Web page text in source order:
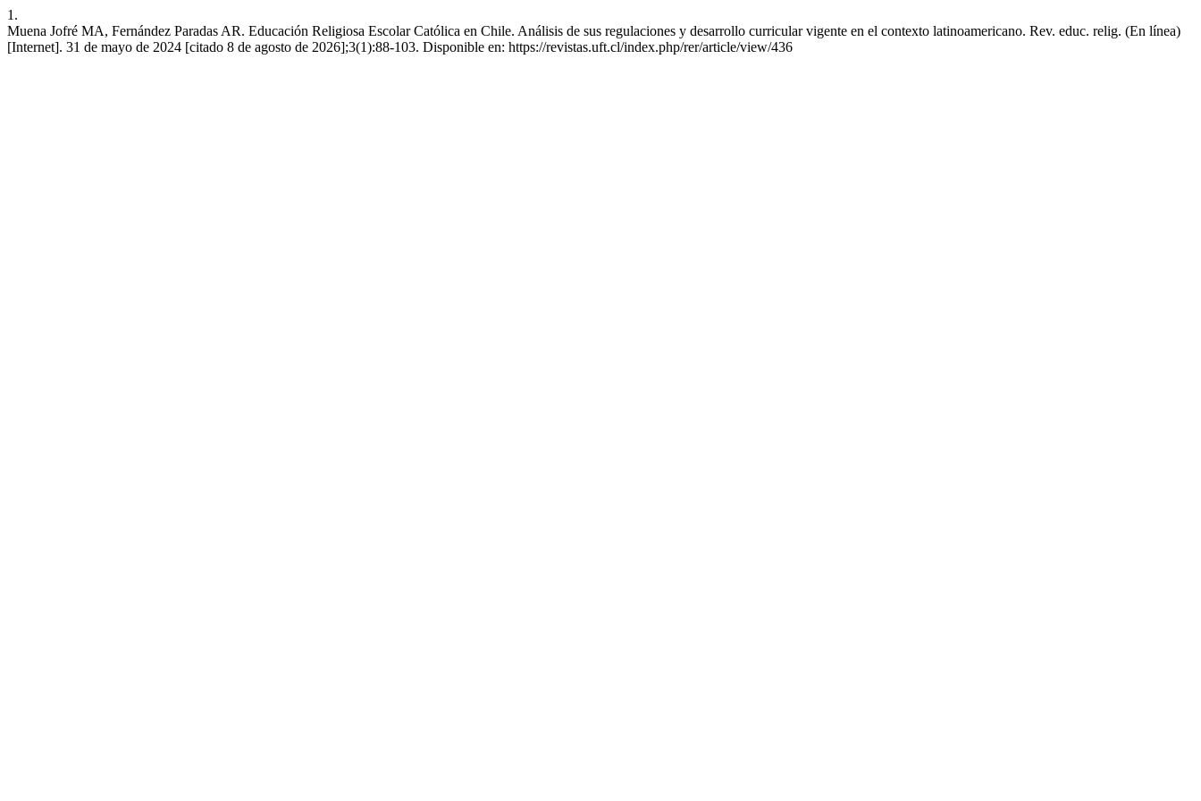
1.
Muena Jofré MA, Fernández Paradas AR. Educación Religiosa Escolar Católica en Chile. Análisis de sus regulaciones y desarrollo curricular vigente en el contexto latinoamericano. Rev. educ. relig. (En línea)
[Internet]. 31 de mayo de 2024 [citado 8 de agosto de 2026];3(1):88-103. Disponible en: https://revistas.uft.cl/index.php/rer/article/view/436